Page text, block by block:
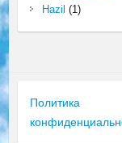
Hazil (1)
Политика